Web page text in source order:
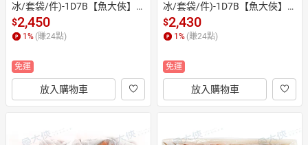
冰/套袋/件)-1D7B【魚大俠】F
H259
$2,450
1 % (賺24點)
免運
放入購物車
冰/套袋/件)-1D7B【魚大俠】F
H257
$2,430
1 % (賺24點)
免運
放入購物車